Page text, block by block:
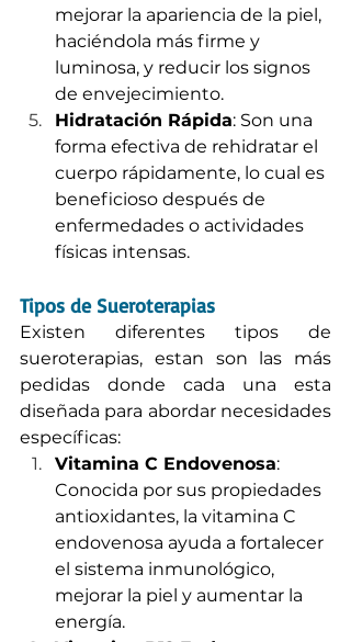
mejorar la apariencia de la piel,
haciéndola más firme y
luminosa, y reducir los signos
de envejecimiento.
Hidratación Rápida: Son una
forma efectiva de rehidratar el
cuerpo rápidamente, lo cual es
beneficioso después de
enfermedades o actividades
físicas intensas.
Tipos de Sueroterapias
Existen diferentes tipos de
sueroterapias, estan son las más
pedidas donde cada una esta
diseñada para abordar necesidades
específicas:
Vitamina C Endovenosa:
Conocida por sus propiedades
antioxidantes, la vitamina C
endovenosa ayuda a fortalecer
el sistema inmunológico,
mejorar la piel y aumentar la
energía.